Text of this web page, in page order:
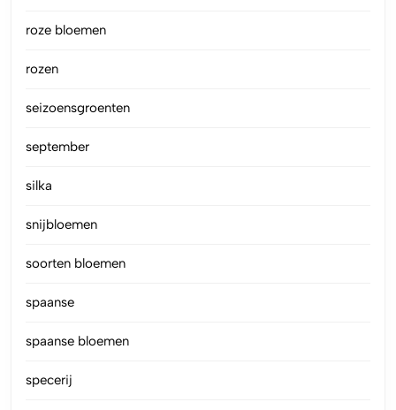
roze bloemen
rozen
seizoensgroenten
september
silka
snijbloemen
soorten bloemen
spaanse
spaanse bloemen
specerij